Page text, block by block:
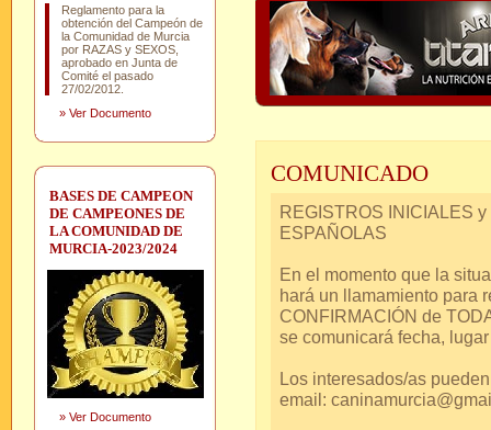
Reglamento para la
obtención del Campeón de
la Comunidad de Murcia
por RAZAS y SEXOS,
aprobado en Junta de
Comité el pasado
27/02/2012.
» Ver Documento
BASES DE CAMPEON
DE CAMPEONES DE
LA COMUNIDAD DE
MURCIA-2023/2024
» Ver Documento
COMUNICADO
REGISTROS INICIALES
ESPAÑOLAS
En el momento que la
hará un llamamiento para
CONFIRMACIÓN de
se comunicará fecha,
Los interesados/as
email: